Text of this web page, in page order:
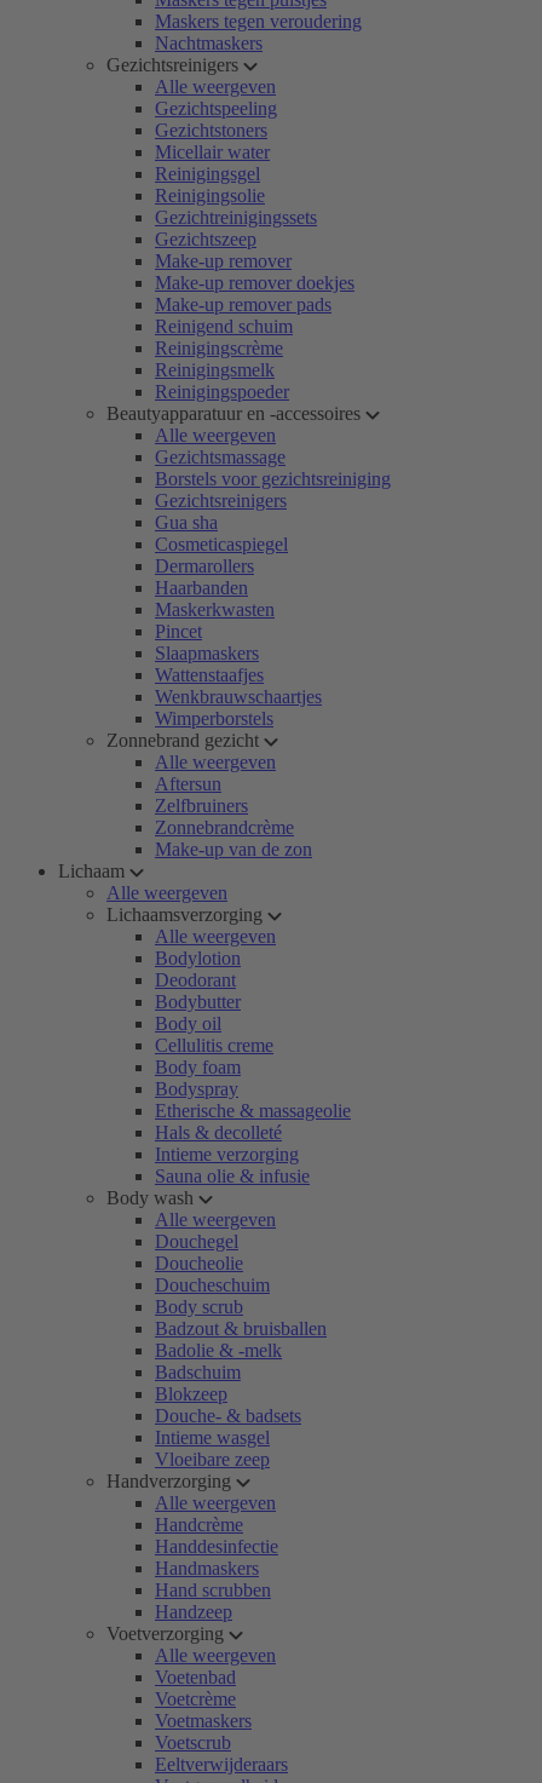
Maskers tegen veroudering
Nachtmaskers
Gezichtsreinigers
Alle weergeven
Gezichtspeeling
Gezichtstoners
Micellair water
Reinigingsgel
Reinigingsolie
Gezichtreinigingssets
Gezichtszeep
Make-up remover
Make-up remover doekjes
Make-up remover pads
Reinigend schuim
Reinigingscrème
Reinigingsmelk
Reinigingspoeder
Beautyapparatuur en -accessoires
Alle weergeven
Gezichtsmassage
Borstels voor gezichtsreiniging
Gezichtsreinigers
Gua sha
Cosmeticaspiegel
Dermarollers
Haarbanden
Maskerkwasten
Pincet
Slaapmaskers
Wattenstaafjes
Wenkbrauwschaartjes
Wimperborstels
Zonnebrand gezicht
Alle weergeven
Aftersun
Zelfbruiners
Zonnebrandcrème
Make-up van de zon
Lichaam
Alle weergeven
Lichaamsverzorging
Alle weergeven
Bodylotion
Deodorant
Bodybutter
Body oil
Cellulitis creme
Body foam
Bodyspray
Etherische & massageolie
Hals & decolleté
Intieme verzorging
Sauna olie & infusie
Body wash
Alle weergeven
Douchegel
Doucheolie
Doucheschuim
Body scrub
Badzout & bruisballen
Badolie & -melk
Badschuim
Blokzeep
Douche- & badsets
Intieme wasgel
Vloeibare zeep
Handverzorging
Alle weergeven
Handcrème
Handdesinfectie
Handmaskers
Hand scrubben
Handzeep
Voetverzorging
Alle weergeven
Voetenbad
Voetcrème
Voetmaskers
Voetscrub
Eeltverwijderaars